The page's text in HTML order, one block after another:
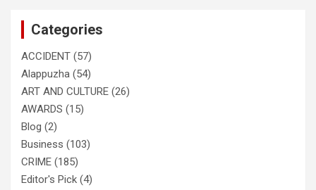
Categories
ACCIDENT (57)
Alappuzha (54)
ART AND CULTURE (26)
AWARDS (15)
Blog (2)
Business (103)
CRIME (185)
Editor's Pick (4)